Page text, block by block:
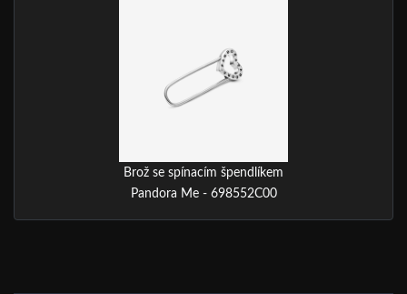
Brož se spínacím špendlíkem
Pandora Me - 698552C00